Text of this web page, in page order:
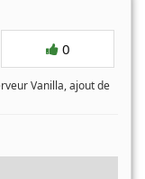
0
Vanilla, ajout de